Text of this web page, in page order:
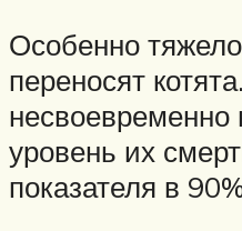
Особенно
переносят
несвоевременно
уровень их
показателя в